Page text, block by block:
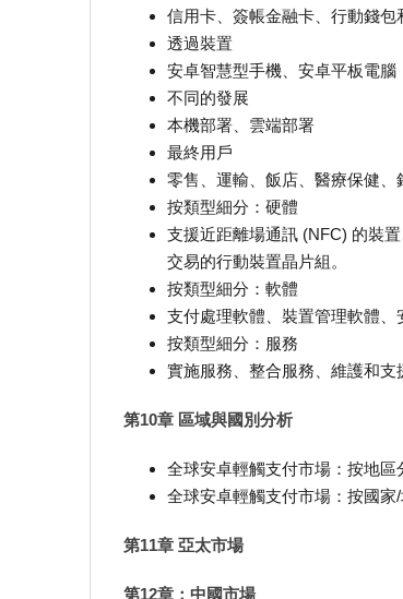
信用卡、簽帳金融卡、行動錢包
透過裝置
安卓智慧型手機、安卓平板電腦
不同的發展
本機部署、雲端部署
最終用戶
零售、運輸、飯店、醫療保健
按類型細分：硬體
支援近距離場通訊 (NFC) 的裝
交易的行動裝置晶片組。
按類型細分：軟體
支付處理軟體、裝置管理軟體
按類型細分：服務
實施服務、整合服務、維護和
第10章 區域與國別分析
全球安卓輕觸支付市場：按地區
全球安卓輕觸支付市場：按國家
第11章 亞太市場
第12章：中國市場